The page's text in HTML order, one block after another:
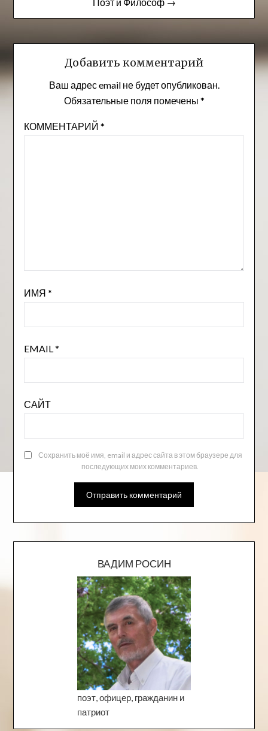
Поэт и Философ →
Добавить комментарий
Ваш адрес email не будет опубликован.
Обязательные поля помечены *
КОММЕНТАРИЙ *
ИМЯ *
EMAIL *
САЙТ
Сохранить моё имя, email и адрес сайта в этом браузере для
последующих моих комментариев.
ВАДИМ РОСИН
поэт, офицер, гражданин и
патриот